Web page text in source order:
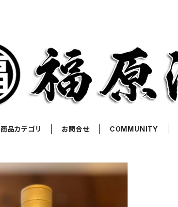
商品カテゴリ お問合せ COMMUNITY